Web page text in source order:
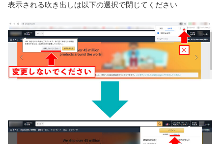
表示される吹き出しは以下の選択で閉じてください